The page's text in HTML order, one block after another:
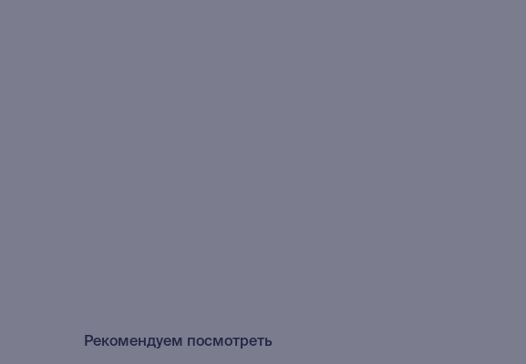
Рекомендуем посмотреть